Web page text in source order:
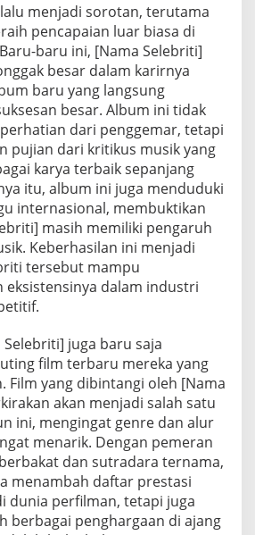
menjadi sorotan, terutama
pencapaian luar biasa di
baru ini, [Nama Selebriti]
besar dalam karirnya
baru yang langsung
besar. Album ini tidak
dari penggemar, tetapi
pujian dari kritikus musik yang
karya terbaik sepanjang
itu, album ini juga menduduki
internasional, membuktikan
masih memiliki pengaruh
Keberhasilan ini menjadi
tersebut mampu
eksistensinya dalam industri
Selebriti] juga baru saja
film terbaru mereka yang
Film yang dibintangi oleh [Nama
akan menjadi salah satu
ini, mengingat genre dan alur
menarik. Dengan pemeran
dan sutradara ternama,
menambah daftar prestasi
dunia perfilman, tetapi juga
berbagai penghargaan di ajang